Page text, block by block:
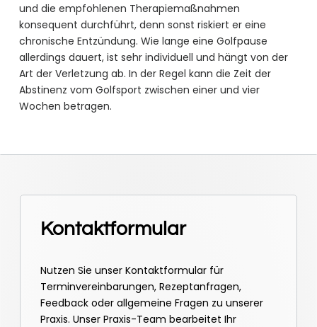
und die empfohlenen Therapiemaßnahmen
konsequent durchführt, denn sonst riskiert er eine
chronische Entzündung. Wie lange eine Golfpause
allerdings dauert, ist sehr individuell und hängt von der
Art der Verletzung ab. In der Regel kann die Zeit der
Abstinenz vom Golfsport zwischen einer und vier
Wochen betragen.
Kontaktformular
Nutzen Sie unser Kontaktformular für
Terminvereinbarungen, Rezeptanfragen,
Feedback oder allgemeine Fragen zu unserer
Praxis. Unser Praxis-Team bearbeitet Ihr